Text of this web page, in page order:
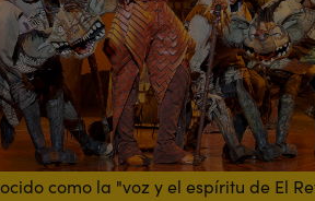
como la "voz y el espíritu de El